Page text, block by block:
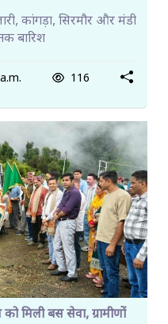
कांगड़ा, सिरमौर और मंडी
बारिश
116
मिली बस सेवा, ग्रामीणों